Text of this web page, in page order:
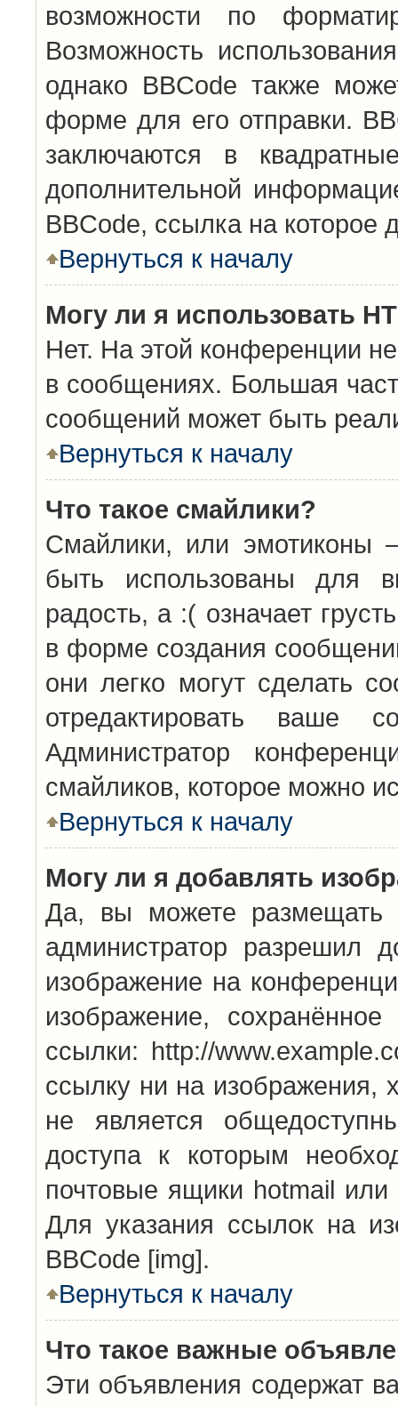
возможности по
Возможность
однако BBCode также
форме для его отправки.
заключаются в
дополнительной
BBCode, ссылка на
Вернуться к началу
Могу ли я использовать
Нет. На этой конференции
в сообщениях. Большая
сообщений может быть
Вернуться к началу
Что такое смайлики?
Смайлики, или эмотиконы
быть использованы для
радость, а :( означает
в форме создания
они легко могут сделать
отредактировать ваше
Администратор
смайликов, которое можно
Вернуться к началу
Могу ли я добавлять
Да, вы можете размещать
администратор разрешил
изображение на
изображение,
ссылки: http://
ссылку ни на
не является
доступа к которым
почтовые ящики hotmail
Для указания ссылок на
BBCode [img].
Вернуться к началу
Что такое важные
Эти объявления содержат